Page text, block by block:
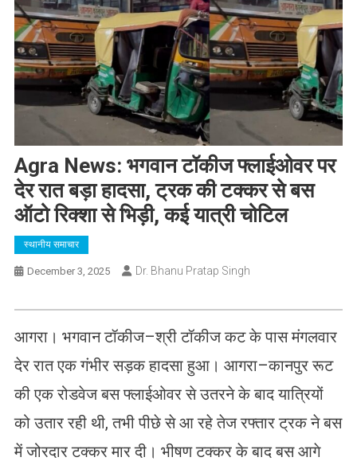
Agra News: भगवान टॉकीज फ्लाईओवर पर
देर रात बड़ा हादसा, ट्रक की टक्कर से बस
ऑटो रिक्शा से भिड़ी, कई यात्री चोटिल
स्थानीय समाचार
December 3, 2025 Dr. Bhanu Pratap Singh
आगरा। भगवान टॉकीज–श्री टॉकीज कट के पास मंगलवार
देर रात एक गंभीर सड़क हादसा हुआ। आगरा–कानपुर रूट
की एक रोडवेज बस फ्लाईओवर से उतरने के बाद यात्रियों
को उतार रही थी, तभी पीछे से आ रहे तेज रफ्तार ट्रक ने बस
में जोरदार टक्कर मार दी। भीषण टक्कर के बाद बस आगे